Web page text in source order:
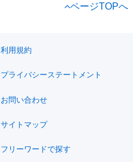
ページTOPへ
利用規約
プライバシーステートメント
お問い合わせ
サイトマップ
フリーワードで探す